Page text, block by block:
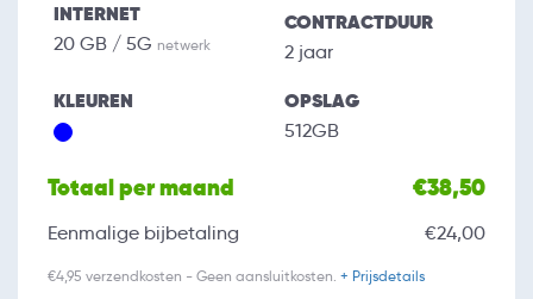
INTERNET
20 GB / 5G netwerk
CONTRACTDUUR
2 jaar
KLEUREN OPSLAG
512GB
Totaal per maand €38,50
Eenmalige bijbetaling €24,00
€4,95 verzendkosten - Geen aansluitkosten. + Prijsdetails